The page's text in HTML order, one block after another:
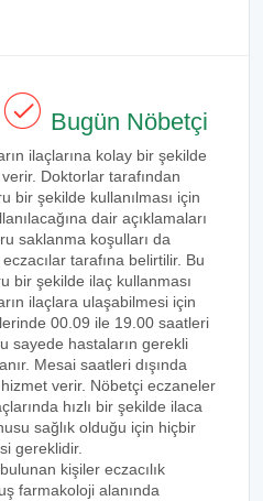
Bugün Nöbetçi
ilaçlarına kolay bir şekilde
Doktorlar tarafından
bir şekilde kullanılması için
dair açıklamaları
saklanma koşulları da
tarafına belirtilir. Bu
bir şekilde ilaç kullanması
ilaçlara ulaşabilmesi için
00.09 ile 19.00 saatleri
sayede hastaların gerekli
Mesai saatleri dışında
verir. Nöbetçi eczaneler
hızlı bir şekilde ilaca
sağlık olduğu için hiçbir
gereklidir.
kişiler eczacılık
farmakoloji alanında